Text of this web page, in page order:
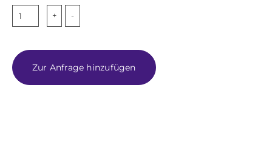
VIVA
Zur Anfrage hinzufügen